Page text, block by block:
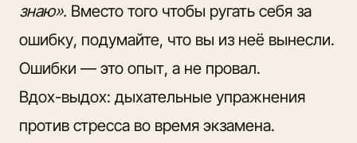
знаю». Вместо того чтобы ругать себя за
ошибку, подумайте, что вы из неё вынесли.
Ошибки — это опыт, а не провал.
Вдох-выдох: дыхательные упражнения
против стресса во время экзамена.